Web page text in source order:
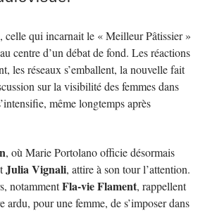
celle qui incarnait le « Meilleur Pâtissier »
centre d’un débat de fond. Les réactions
les réseaux s’emballent, la nouvelle fait
sur la visibilité des femmes dans
même longtemps après
, où Marie Portolano officie désormais
Julia Vignali, attire à son tour l’attention.
notammentFla-vie Flament, rappellent
ardu, pour une femme, de s’imposer dans